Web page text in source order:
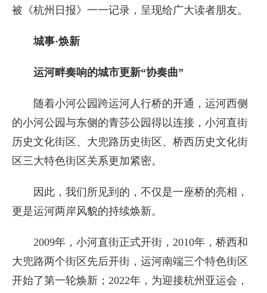
被《杭州日报》一一记录，呈现给广大读者朋友。
城事·焕新
运河畔奏响的城市更新“协奏曲”
随着小河公园跨运河人行桥的开通，运河西侧
的小河公园与东侧的青莎公园得以连接，小河直街
历史文化街区、大兜路历史街区、桥西历史文化街
区三大特色街区关系更加紧密。
因此，我们所见到的，不仅是一座桥的亮相，
更是运河两岸风貌的持续焕新。
2009年，小河直街正式开街，2010年，桥西和
大兜路两个街区先后开街，运河南端三个特色街区
开始了第一轮焕新；2022年，为迎接杭州亚运会，